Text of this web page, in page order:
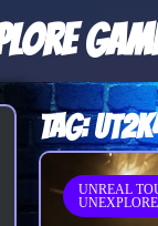
Tag:
UNREAL
UNEXPLORE